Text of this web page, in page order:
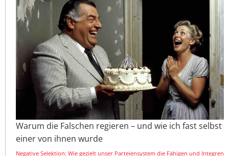
Warum die Falschen regieren – und wie ich fast selbst
einer von ihnen wurde
Negative Selektion: Wie gezielt unser Parteiensystem die Fähigen und Integren